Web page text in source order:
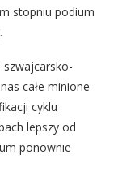
stopniu podium
szwajcarsko-
całe minione
cyklu
lepszy od
ponownie